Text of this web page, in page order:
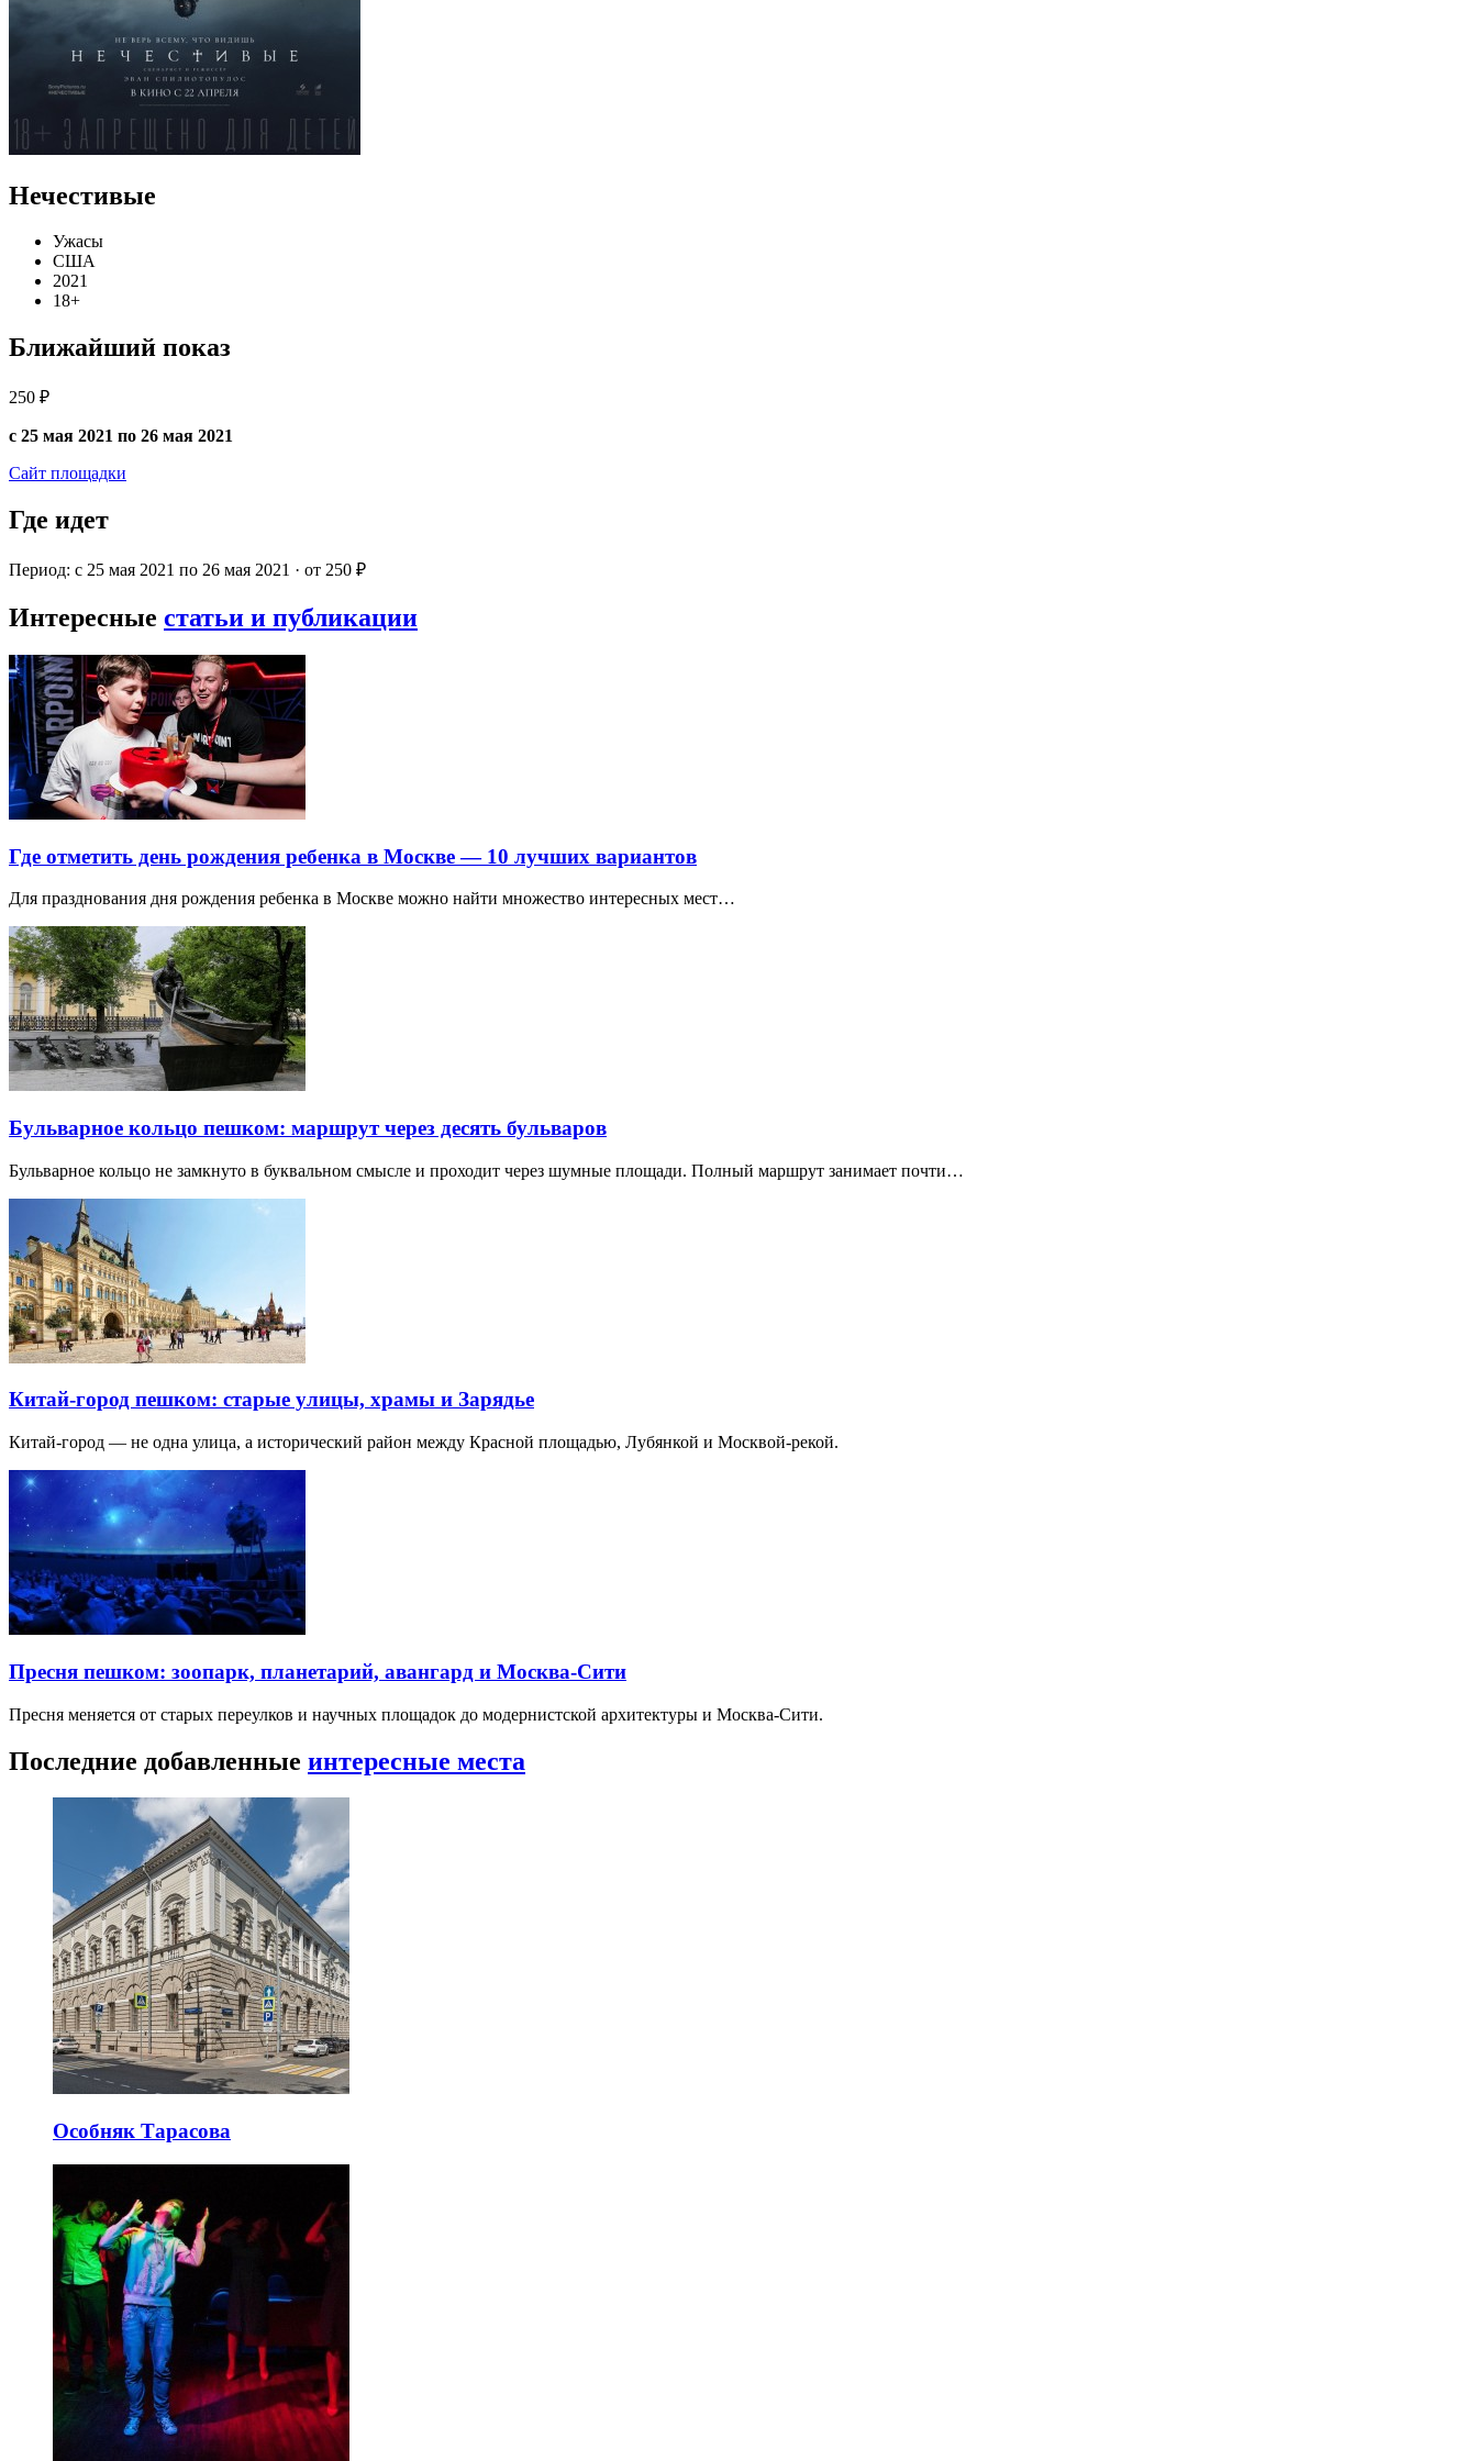
Нечестивые
Ужасы
США
2021
18+
Ближайший показ
250 ₽
с 25 мая 2021 по 26 мая 2021
Сайт площадки
Где идет
Период: с 25 мая 2021 по 26 мая 2021 · от 250 ₽
Интересные статьи и публикации
Где отметить день рождения ребенка в Москве — 10 лучших вариантов
Для празднования дня рождения ребенка в Москве можно найти множество интересных мест…
Бульварное кольцо пешком: маршрут через десять бульваров
Бульварное кольцо не замкнуто в буквальном смысле и проходит через шумные площади. Полный маршрут занимает почти…
Китай-город пешком: старые улицы, храмы и Зарядье
Китай-город — не одна улица, а исторический район между Красной площадью, Лубянкой и Москвой-рекой.
Пресня пешком: зоопарк, планетарий, авангард и Москва-Сити
Пресня меняется от старых переулков и научных площадок до модернистской архитектуры и Москва-Сити.
Последние добавленные интересные места
Особняк Тарасова